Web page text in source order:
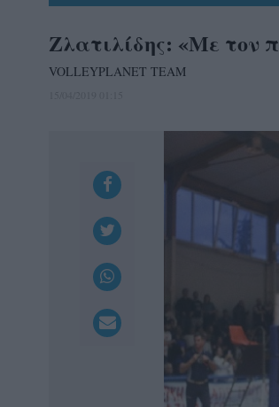
Ζλατιλίδης: «Με τον
VOLLEYPLANET TEAM